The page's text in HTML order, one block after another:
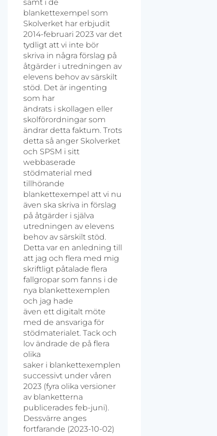
samt i de
blankettexempel som
Skolverket har erbjudit
2014-februari 2023 var det
tydligt att vi inte bör
skriva in några förslag på
åtgärder i utredningen av
elevens behov av särskilt
stöd. Det är ingenting
som har
ändrats i skollagen eller
skolförordningar som
ändrar detta faktum. Trots
detta så anger Skolverket
och SPSM i sitt
webbaserade
stödmaterial med
tillhörande
blankettexempel att vi nu
även ska skriva in förslag
på åtgärder i själva
utredningen av elevens
behov av särskilt stöd.
Detta var en anledning till
att jag och flera med mig
skriftligt påtalade flera
fallgropar som fanns i de
nya blankettexemplen
och jag hade
även ett digitalt möte
med de ansvariga för
stödmaterialet. Tack och
lov ändrade de på flera
olika
saker i blankettexemplen
successivt under våren
2023 (fyra olika versioner
av blanketterna
publicerades feb-juni).
Dessvärre anges
fortfarande (2023-10-02)